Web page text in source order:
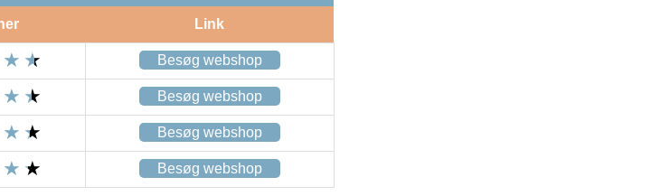
Link
Besøg webshop
Besøg webshop
Besøg webshop
Besøg webshop